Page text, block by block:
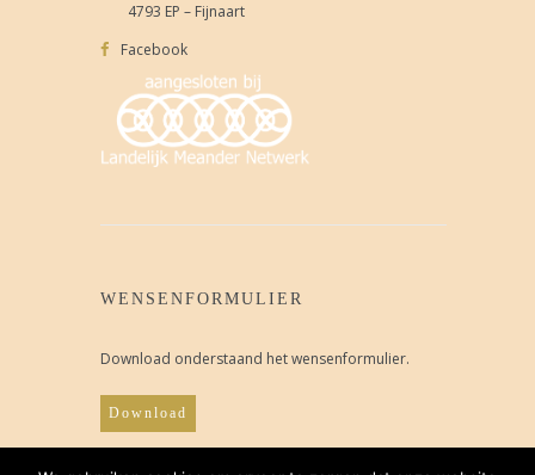
4793 EP – Fijnaart
Facebook
WENSENFORMULIER
Download onderstaand het wensenformulier.
Download